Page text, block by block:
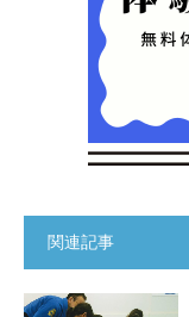
関連記事